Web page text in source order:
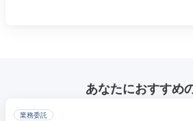
あなたにおすすめ
業務委託